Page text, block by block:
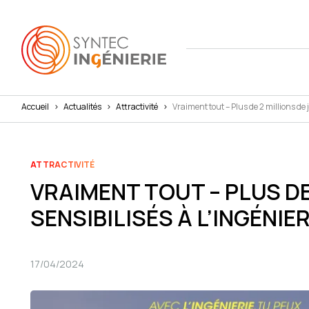
Nous
Notre
Nos
Presse
Juridique
Accueil > Actualités > Attractivité > Vraiment tout – Plus de 2 millions
ATTRACTIVITÉ
VRAIMENT TOUT – PLUS
SENSIBILISÉS À
17/04/2024